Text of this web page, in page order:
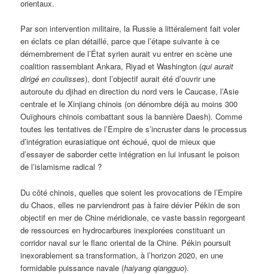
orientaux.
Par son intervention militaire, la Russie a littéralement fait voler
en éclats ce plan détaillé, parce que l’étape suivante à ce
démembrement de l’État syrien aurait vu entrer en scène une
coalition rassemblant Ankara, Riyad et Washington (qui aurait
dirigé en coulisses), dont l’objectif aurait été d’ouvrir une
autoroute du djihad en direction du nord vers le Caucase, l’Asie
centrale et le Xinjiang chinois (on dénombre déjà au moins 300
Ouïghours chinois combattant sous la bannière Daesh). Comme
toutes les tentatives de l’Empire de s’incruster dans le processus
d’intégration eurasiatique ont échoué, quoi de mieux que
d’essayer de saborder cette intégration en lui infusant le poison
de l’islamisme radical ?
Du côté chinois, quelles que soient les provocations de l’Empire
du Chaos, elles ne parviendront pas à faire dévier Pékin de son
objectif en mer de Chine méridionale, ce vaste bassin regorgeant
de ressources en hydrocarbures inexplorées constituant un
corridor naval sur le flanc oriental de la Chine. Pékin poursuit
inexorablement sa transformation, à l’horizon 2020, en une
formidable puissance navale (haiyang qiangguo).